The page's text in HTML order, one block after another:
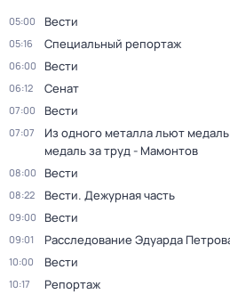
05:00 Вести
05:16 Специальный репортаж
06:00 Вести
06:12 Сенат
07:00 Вести
07:07
Из одного металла льют медаль
медаль за труд - Мамонтов
08:00 Вести
08:22 Вести. Дежурная часть
09:00 Вести
09:01 Расследование Эдуарда
10:00 Вести
10:17 Репортаж